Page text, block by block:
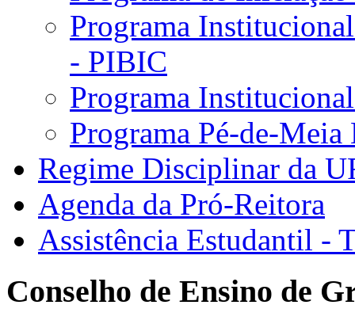
Programa
- PIBIC
Programa
Programa Pé-de-
Regime Disciplinar da
Agenda da Pró-Reitora
Assistência Estudantil -
Conselho de Ensino de